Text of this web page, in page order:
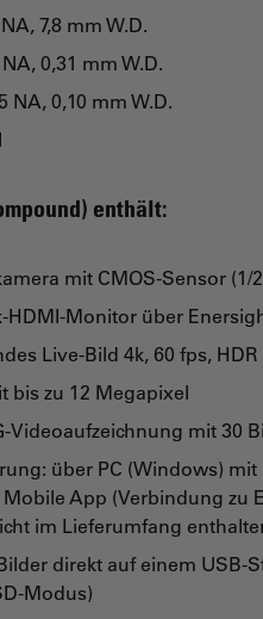
7,8 mm W.D.
0,31 mm W.D.
NA, 0,10 mm W.D.
enthält:
mit CMOS-Sensor (1/
HDMI-Monitor über
Live-Bild 4k, 60 fps, HDR
bis zu 12 Megapixel
Videoaufzeichnung mit 30
über PC (Windows)
App (Verbindung zu
im Lieferumfang
direkt auf einem USB-
Modus)